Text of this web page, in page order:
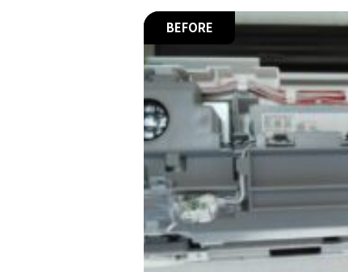
BEFORE